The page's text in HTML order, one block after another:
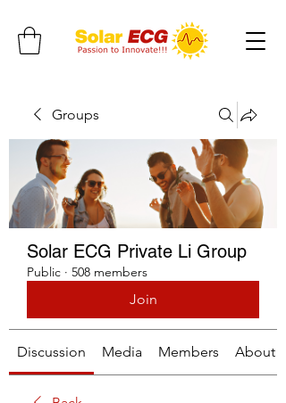
Groups
Solar ECG Private Li Group
Public · 508 members
Join
Discussion Media Members About